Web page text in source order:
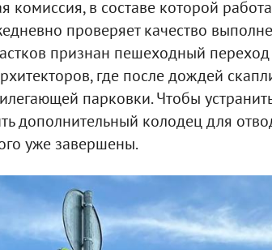
комиссия, в составе которой
проверяет качество
признан пешеходный
где после дождей
парковки. Чтобы
дополнительный колодец для
уже завершены.